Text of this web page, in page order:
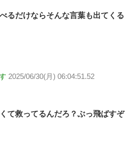
るだけならそんな言葉も出てくる
2025/06/30(月) 06:04:51.52
て救ってるんだろ？ぶっ飛ばすぞ